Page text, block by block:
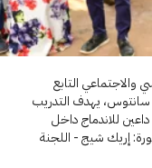
والاجتماعي التابع
سانتوس، يهدف التدريب
للاندماج داخل
إريك شيج - اللجنة